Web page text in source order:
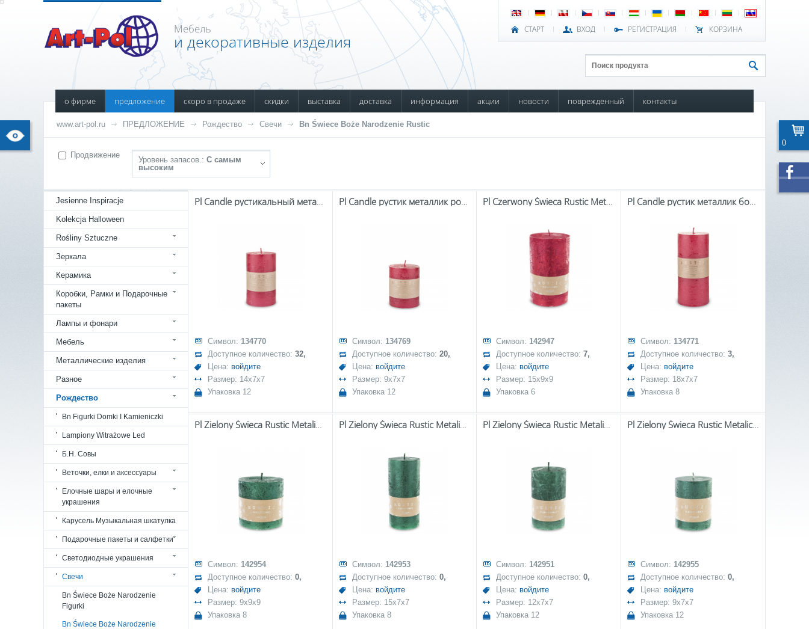
СТАРТ ВХОД РЕГИСТРАЦИЯ КОРЗИНА
Мебель
и декоративные изделия
о фирме предложение скоро в продаже скидки выставка доставка информация акции новости поврежденный контакты
www.art-pol.ru ПРЕДЛОЖЕНИЕ Рождество Свечи Bn Świece Boże Narodzenie Rustic
Продвижение
Уровень запасов.: С самым
высоким
Jesienne Inspiracje
Kolekcja Halloween
Rośliny Sztuczne
Зеркала
Керамика
Коробки, Рамки и Подарочные
пакеты
Лампы и фонари
Мебель
Металлические изделия
Разное
Рождество
Bn Figurki Domki I Kamieniczki
Lampiony Witrażowe Led
Б.Н. Совы
Веточки, елки и аксессуары
Елочные шары и елочные
украшения
Карусель Музыкальная шкатулка
Подарочные пакеты и салфетки
Светодиодные украшения
Свечи
Bn Świece Boże Narodzenie
Figurki
Bn Świece Boże Narodzenie
Pl Candle рустикальный металлик ролик Medium красный
Символ: 134770
Доступное количество: 32,
Цена: войдите
Размер: 14x7x7
Упаковка 12
Pl Candle рустик металлик ролик маленький красный
Символ: 134769
Доступное количество: 20,
Цена: войдите
Размер: 9x7x7
Упаковка 12
Pl Czerwony Świeca Rustic Metalic Walec Duży Fi9
Символ: 142947
Доступное количество: 7,
Цена: войдите
Размер: 15x9x9
Упаковка 6
Pl Candle рустик металлик большой красный ролик
Символ: 134771
Доступное количество: 3,
Цена: войдите
Размер: 18x7x7
Упаковка 8
Pl Zielony Świeca Rustic Metalic Walec Mały Fi9
Символ: 142954
Доступное количество: 0,
Цена: войдите
Размер: 9x9x9
Упаковка 8
Pl Zielony Świeca Rustic Metalic Walec Duży Fi7
Символ: 142953
Доступное количество: 0,
Цена: войдите
Размер: 15x7x7
Упаковка 8
Pl Zielony Świeca Rustic Metalic Walec Średni Fi7
Символ: 142951
Доступное количество: 0,
Цена: войдите
Размер: 12x7x7
Упаковка 12
Pl Zielony Świeca Rustic Metalic Walec Mały Fi7
Символ: 142955
Доступное количество: 0,
Цена: войдите
Размер: 9x7x7
Упаковка 12
0